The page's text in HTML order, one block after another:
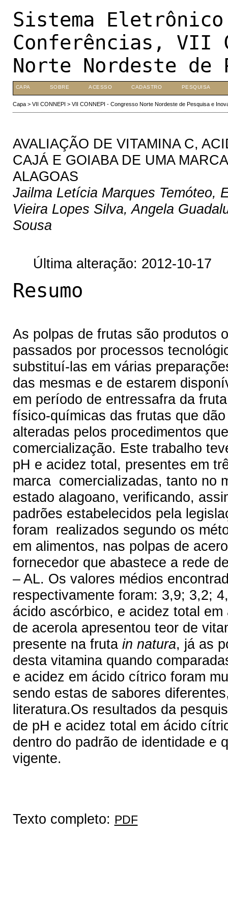
Sistema
Conferências, VII
Norte Nordeste de
CAPA SOBRE ACESSO CADASTRO PESQUISA
Capa> VII CONNEPI > VII CONNEPI - Congresso Norte Nordeste de Pesquisa e
AVALIAÇÃO DE VITAMINA C,
CAJÁ E GOIABA DE UMA
ALAGOAS
Jailma Letícia Marques Temóteo,
Vieira Lopes Silva, Angela
Sousa
Última alteração: 2012-10-17
Resumo
As polpas de frutas são produtos
passados por processos
substituí-las em várias
das mesmas e de estarem
em período de entressafra da
físico-químicas das frutas que
alteradas pelos procedimentos
comercialização. Este trabalho
pH e acidez total, presentes em
marca comercializadas, tanto no
estado alagoano, verificando,
padrões estabelecidos pela
foram realizados segundo os
em alimentos, nas polpas de
fornecedor que abastece a rede
– AL. Os valores médios
respectivamente foram: 3,9; 3,2;
ácido ascórbico, e acidez total
de acerola apresentou teor de
presente na fruta in natura, já as
desta vitamina quando
e acidez em ácido cítrico foram
sendo estas de sabores
literatura.Os resultados da
de pH e acidez total em ácido
dentro do padrão de identidade e
vigente.
Texto completo: PDF